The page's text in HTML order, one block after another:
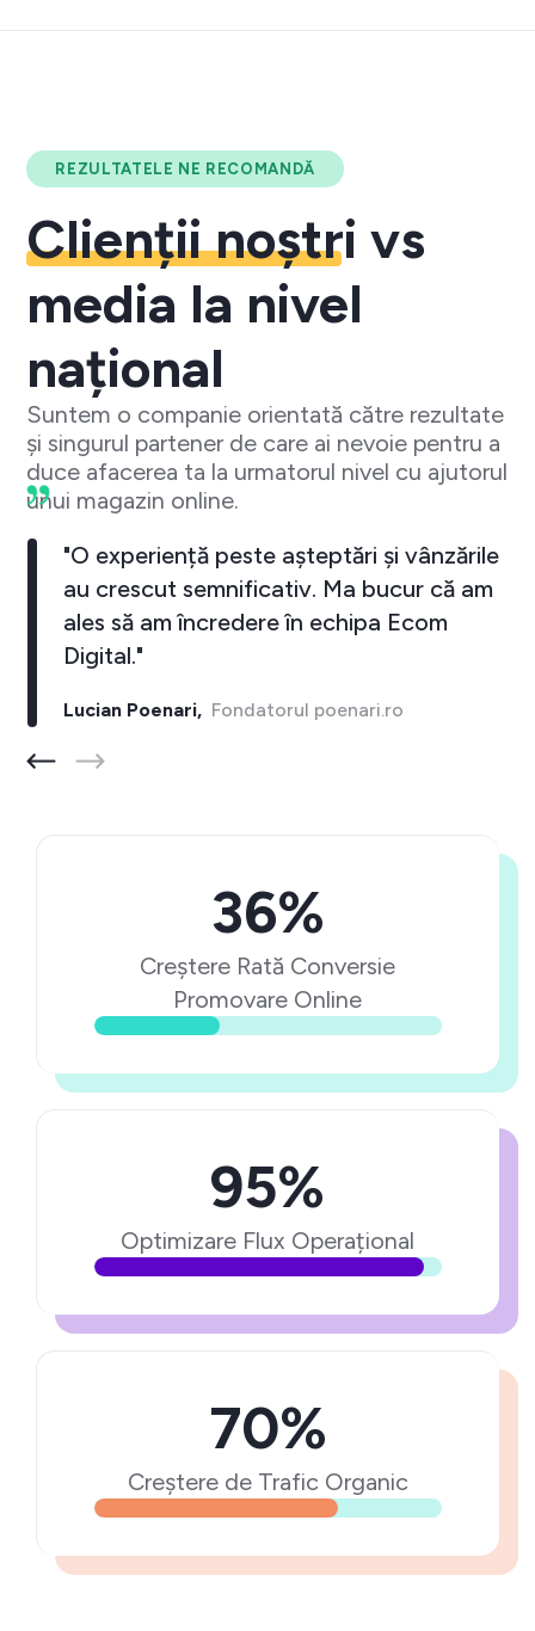
REZULTATELE NE RECOMANDĂ
Clienții noștri vs
media la nivel
național
Suntem o companie orientată către rezultate
și singurul partener de care ai nevoie pentru a
duce afacerea ta la urmatorul nivel cu ajutorul
unui magazin online.
"O experiență peste așteptări și vânzările
au crescut semnificativ. Ma bucur că am
ales să am încredere în echipa Ecom
Digital."
Lucian Poenari,Fondatorul poenari.ro
36%
Creștere Rată Conversie
Promovare Online
95%
Optimizare Flux Operațional
70%
Creștere de Trafic Organic